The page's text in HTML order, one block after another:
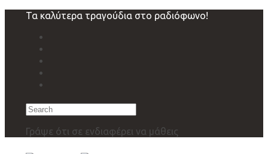
navigation
Τα καλύτερα τραγούδια στο ραδιόφωνο!
Search
Γράψε ότι σε ενδιαφέρει να μάθεις